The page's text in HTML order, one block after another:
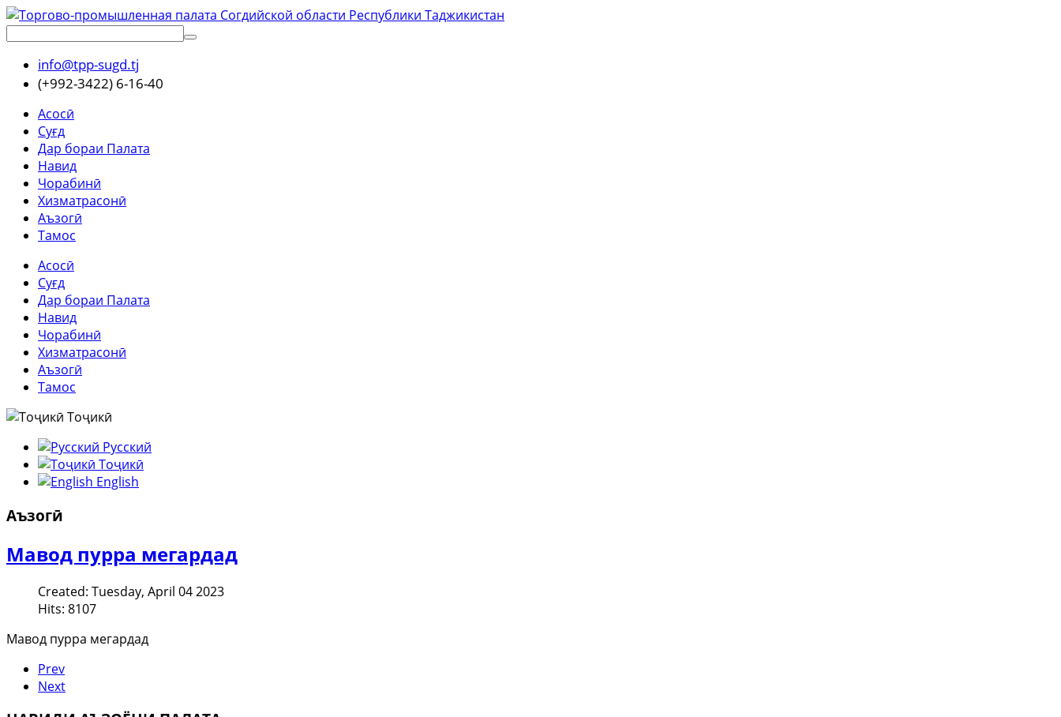
info@tpp-sugd.tj
(+992-3422) 6-16-40
Асосӣ
Суғд
Дар бораи Палата
Навид
Чорабинӣ
Хизматрасонӣ
Аъзогӣ
Тамос
Асосӣ
Суғд
Дар бораи Палата
Навид
Чорабинӣ
Хизматрасонӣ
Аъзогӣ
Тамос
Тоҷикӣ
Русский
Тоҷикӣ
English
Аъзогӣ
Мавод пурра мегардад
Created: Tuesday, April 04 2023
Hits: 8107
Мавод пурра мегардад
Prev
Next